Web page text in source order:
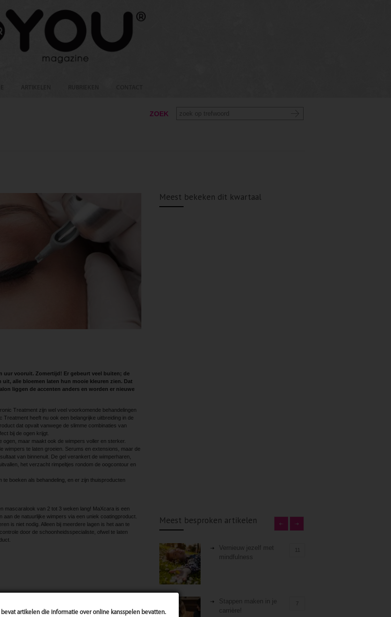
artikelen die informatie over online kansspelen bevatten.
ZOEK
uur vooruit. Zomertijd! Er gebeurt veel buiten; de
alle bloemen laten hun mooie kleuren zien. Dat
liggen de accenten anders en worden er nieuwe
Treatment zijn wel veel voorkomende behandelingen
heeft nu ook een belangrijke uitbreiding in de
dat opvalt vanwege de slimme combinaties van
bij de ogen krijgt.
maar maakt ook de wimpers voller en sterker.
wimpers te laten groeien. Serums en extensions, maar de
van binnenuit. De gel verankert de wimperharen,
het verzacht rimpeltjes rondom de oogcontour en
boeken als behandeling, en er zijn thuisproducten
mascaralook van 2 tot 3 weken lang! MaXcara is een
de natuurlijke wimpers via een uniek coatingproduct.
is niet nodig. Alleen bij meerdere lagen is het aan te
door de schoonheidsspecialiste, ofwel te laten
oogopslag! Sinds 1 april is deze behandeling (20 tot 30
Meest bekeken dit kwartaal
Meest besproken artikelen
Vernieuw jezelf met
mindfulness
Stappen maken in je
carrière!
7